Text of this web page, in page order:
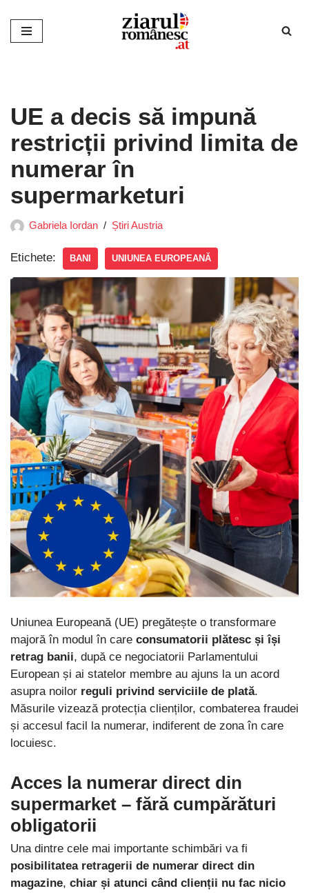
Sari
UE a decis să impună
restricții privind limita de
numerar în
supermarketuri
Gabriela Iordan Știri Austria
Etichete: BANI UNIUNEA EUROPEANĂ
Uniunea Europeană (UE) pregătește o transformare
majoră în modul în care consumatorii plătesc și își
retrag banii, după ce negociatorii Parlamentului
European și ai statelor membre au ajuns la un acord
asupra noilor reguli privind serviciile de plată.
Măsurile vizează protecția clienților, combaterea fraudei
și accesul facil la numerar, indiferent de zona în care
locuiesc.
Acces la numerar direct din
supermarket – fără cumpărături
obligatorii
Una dintre cele mai importante schimbări va fi
posibilitatea retragerii de numerar direct din
magazine, chiar și atunci când clienții nu fac nicio